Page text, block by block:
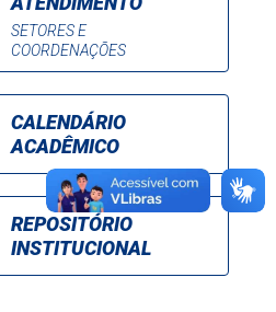
SETORES E
COORDENAÇÕES
CALENDÁRIO
ACADÊMICO
REPOSITÓRIO
INSTITUCIONAL